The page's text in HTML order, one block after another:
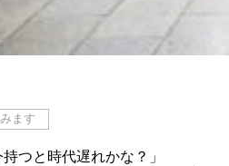
ます
つと時代遅れかな？」